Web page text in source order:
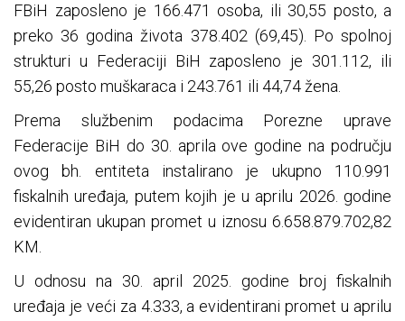
FBiH zaposleno je 166.471 osoba, ili 30,55 posto, a
preko 36 godina života 378.402 (69,45). Po spolnoj
strukturi u Federaciji BiH zaposleno je 301.112, ili
55,26 posto muškaraca i 243.761 ili 44,74 žena.
Prema službenim podacima Porezne uprave
Federacije BiH do 30. aprila ove godine na području
ovog bh. entiteta instalirano je ukupno 110.991
fiskalnih uređaja, putem kojih je u aprilu 2026. godine
evidentiran ukupan promet u iznosu 6.658.879.702,82
KM.
U odnosu na 30. april 2025. godine broj fiskalnih
uređaja je veći za 4.333, a evidentirani promet u aprilu